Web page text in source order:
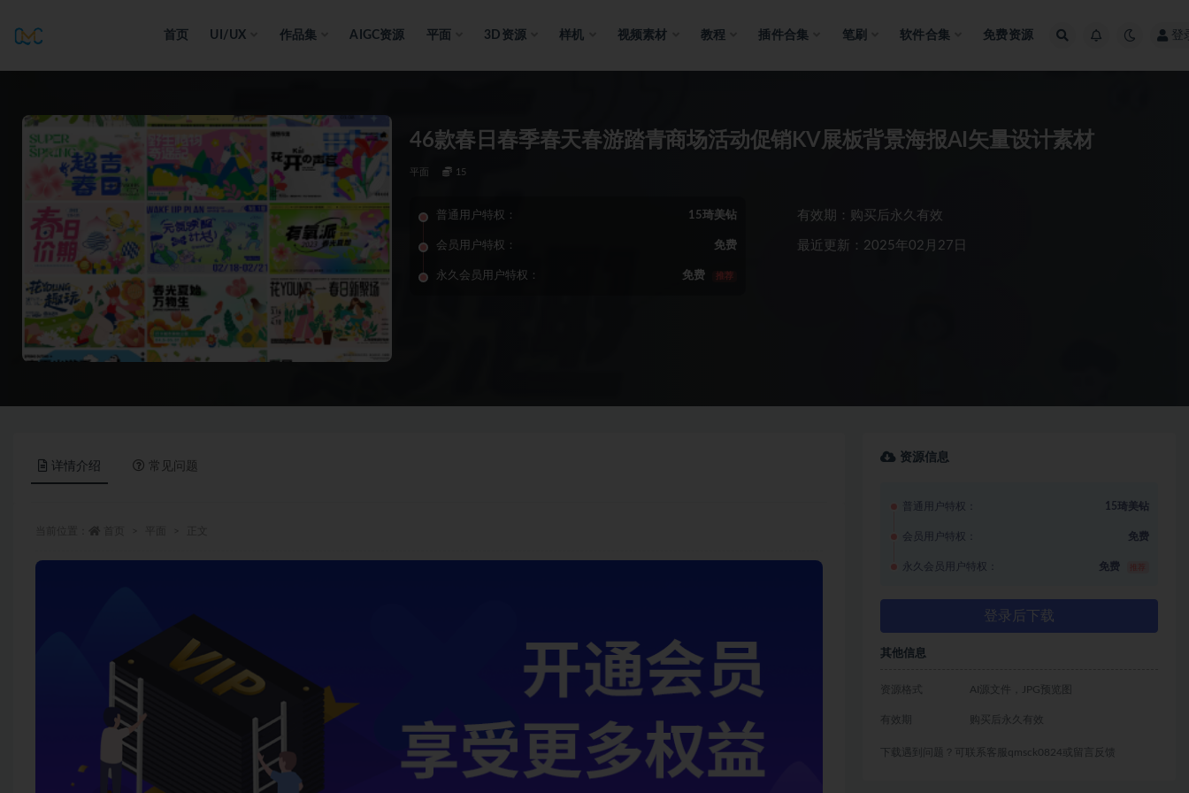
首页 UI/UX 作品集 AIGC资源 平面 3D资源 样机 视频素材 教程 插件合集 笔刷 软件合集 免费资源 登
46款春日春季春天春游踏青商场活动促销KV展板背景海报AI矢量设计素材
平面 15
普通用户特权： 15琦美钻
会员用户特权： 免费
永久会员用户特权： 免费 推荐
有效期：购买后永久有效
最近更新：2025年02月27日
详情介绍 常见问题
资源信息
普通用户特权： 15琦美钻
会员用户特权： 免费
永久会员用户特权： 免费
登录后下载
其他信息
资源格式 AI源文件，JPG预览图
有效期 购买后永久有效
下载遇到问题？可联系客服qmsck0824或留言反馈